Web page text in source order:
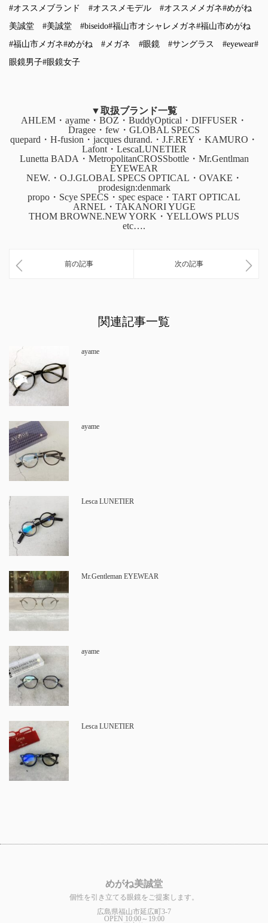
#オススメブランド
#オススメモデル #オススメメガネ#めがね
美誠堂
#美誠堂 #biseido#福山市オシャレメガネ#福山市めがね
#福山市メガネ#めがね #メガネ #眼鏡 #サングラス #eyewear#
眼鏡男子#眼鏡女子
▼取扱ブランド一覧
AHLEM・ayame・BOZ・BuddyOptical・DIFFUSER・
Dragee・few・GLOBAL SPECS
quepard・H-fusion・jacques durand.・J.F.REY・KAMURO・
Lafont・LescaLUNETIER
Lunetta BADA・MetropolitanCROSSbottle・Mr.Gentlman
EYEWEAR
NEW.・O.J.GLOBAL SPECS OPTICAL・OVAKE・
prodesign:denmark
propo・Scye SPECS・spec espace・TART OPTICAL
ARNEL・TAKANORI YUGE
THOM BROWNE.NEW YORK・YELLOWS PLUS
etc….
前の記事 次の記事
関連記事一覧
ayame
ayame
Lesca LUNETIER
Mr.Gentleman EYEWEAR
ayame
Lesca LUNETIER
めがね美誠堂
個性を引き立てる眼鏡をご提案します。
広島県福山市延広町3-7
OPEN 10:00～19:00